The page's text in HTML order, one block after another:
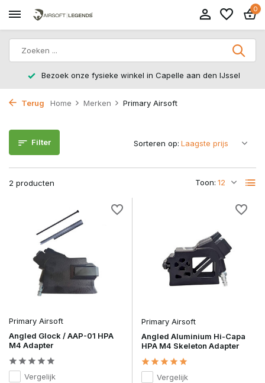
0
Bezoek onze fysieke winkel in Capelle aan den IJssel
Terug Home Merken Primary Airsoft
Filter
2 producten Toon:
Sorteren op:
Primary Airsoft
Angled Glock / AAP-01 HPA
M4 Adapter
Vergelijk
Primary Airsoft
Angled Aluminium Hi-Capa
HPA M4 Skeleton Adapter
Vergelijk